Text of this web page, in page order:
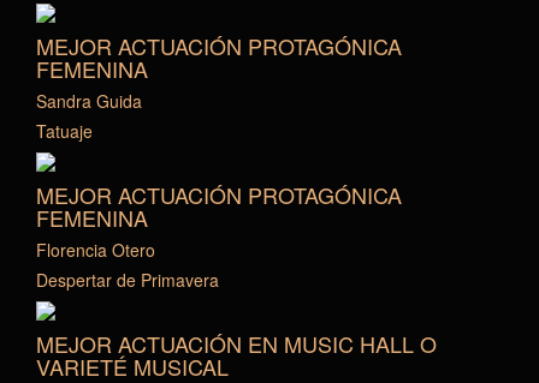
MEJOR ACTUACIÓN PROTAGÓNICA
FEMENINA
Sandra Guida
Tatuaje
MEJOR ACTUACIÓN PROTAGÓNICA
FEMENINA
Florencia Otero
Despertar de Primavera
MEJOR ACTUACIÓN EN MUSIC HALL O
VARIETÉ MUSICAL